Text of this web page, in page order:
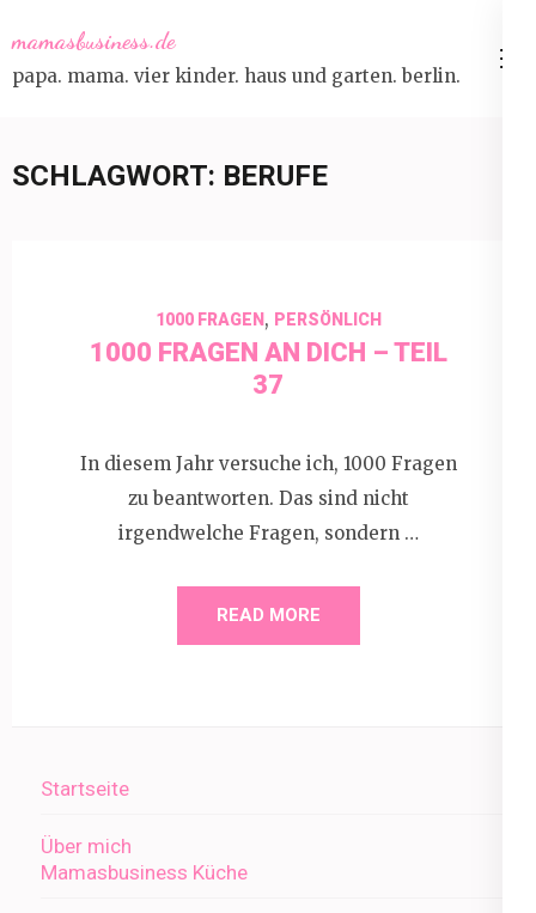
to
content
mamasbusiness.de
papa. mama. vier kinder. haus und garten. berlin.
SCHLAGWORT: BERUFE
1000 FRAGEN, PERSÖNLICH
1000 FRAGEN AN DICH – TEIL
37
In diesem Jahr versuche ich, 1000 Fragen
zu beantworten. Das sind nicht
irgendwelche Fragen, sondern …
READ MORE
Startseite
Über mich
Mamasbusiness Küche